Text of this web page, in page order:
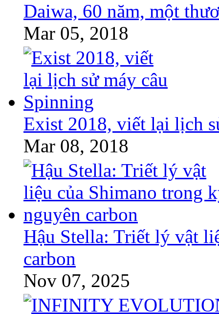
Daiwa, 60 năm, một
Mar 05, 2018
Exist 2018, viết lại lịch
Mar 08, 2018
Hậu Stella: Triết lý vật
carbon
Nov 07, 2025